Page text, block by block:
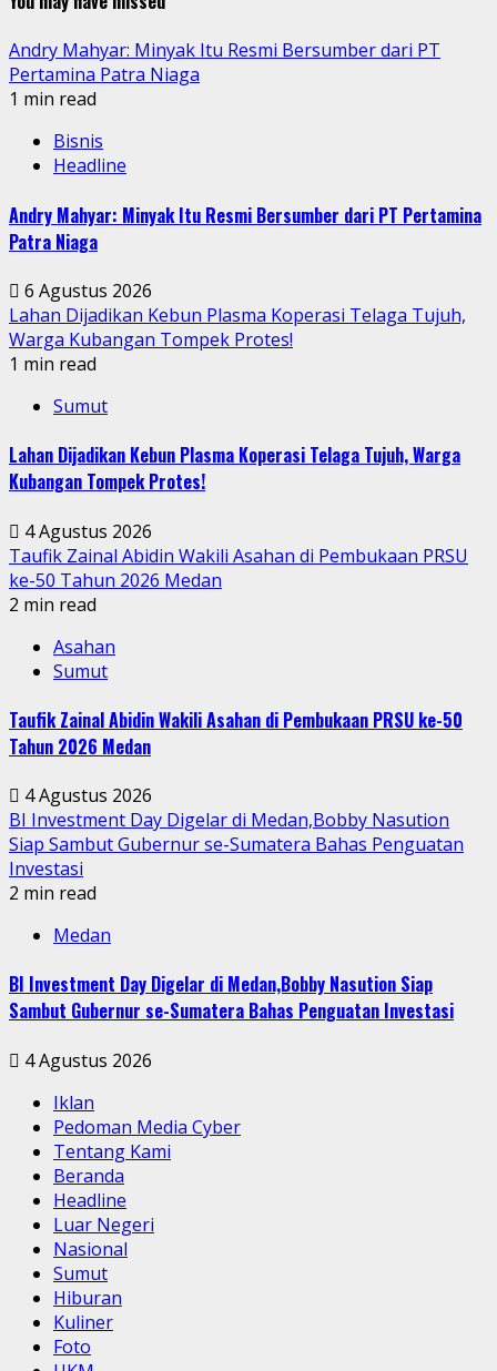
Andry Mahyar: Minyak Itu Resmi Bersumber dari PT
Pertamina Patra Niaga
1 min read
Bisnis
Headline
Andry Mahyar: Minyak Itu Resmi Bersumber dari PT Pertamina
Patra Niaga
6 Agustus 2026
Lahan Dijadikan Kebun Plasma Koperasi Telaga Tujuh,
Warga Kubangan Tompek Protes!
1 min read
Sumut
Lahan Dijadikan Kebun Plasma Koperasi Telaga Tujuh, Warga
Kubangan Tompek Protes!
4 Agustus 2026
Taufik Zainal Abidin Wakili Asahan di Pembukaan PRSU
ke-50 Tahun 2026 Medan
2 min read
Asahan
Sumut
Taufik Zainal Abidin Wakili Asahan di Pembukaan PRSU ke-50
Tahun 2026 Medan
4 Agustus 2026
BI Investment Day Digelar di Medan,Bobby Nasution
Siap Sambut Gubernur se-Sumatera Bahas Penguatan
Investasi
2 min read
Medan
BI Investment Day Digelar di Medan,Bobby Nasution Siap
Sambut Gubernur se-Sumatera Bahas Penguatan Investasi
4 Agustus 2026
Iklan
Pedoman Media Cyber
Tentang Kami
Beranda
Headline
Luar Negeri
Nasional
Sumut
Hiburan
Kuliner
Foto